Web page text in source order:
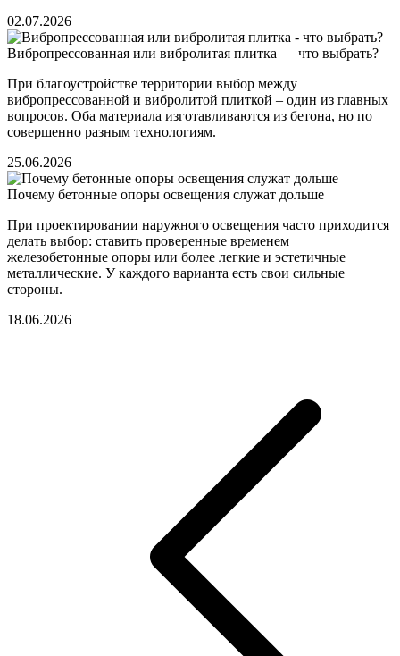
02.07.2026
Вибропрессованная или вибролитая плитка — что выбрать?
При благоустройстве территории выбор между
вибропрессованной и вибролитой плиткой – один из главных
вопросов. Оба материала изготавливаются из бетона, но по
совершенно разным технологиям.
25.06.2026
Почему бетонные опоры освещения служат дольше
При проектировании наружного освещения часто приходится
делать выбор: ставить проверенные временем
железобетонные опоры или более легкие и эстетичные
металлические. У каждого варианта есть свои сильные
стороны.
18.06.2026